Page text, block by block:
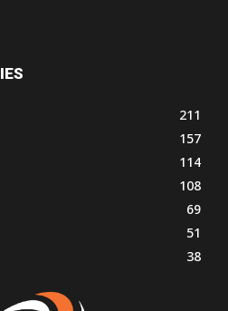
211
157
114
108
69
51
38